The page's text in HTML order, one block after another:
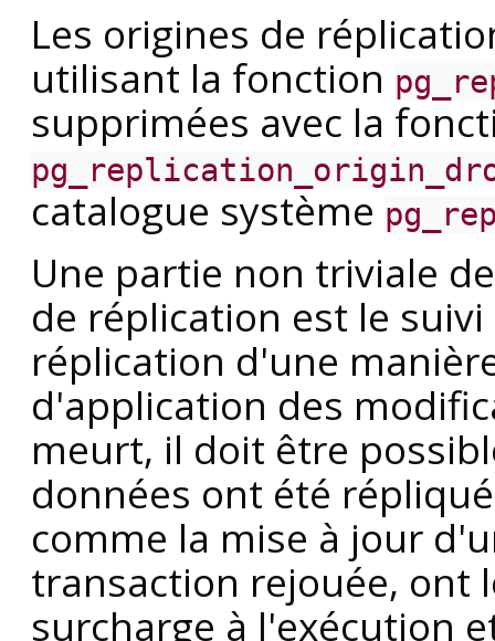
Les origines de
utilisant la fonction
supprimées avec la
catalogue système
Une partie non triviale
de réplication est le
réplication d'une
d'application des
meurt, il doit être
données ont été
comme la mise à jour
transaction rejouée, ont
surcharge à l'exécution